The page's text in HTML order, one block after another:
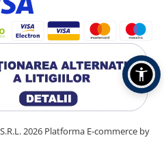
2026 Platforma E-commerce by